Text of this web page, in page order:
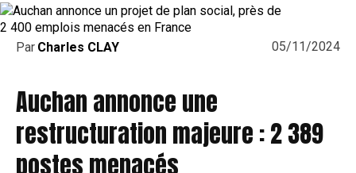
05/11/2024
Par Charles CLAY
Auchan annonce une
restructuration majeure : 2 389
postes menacés